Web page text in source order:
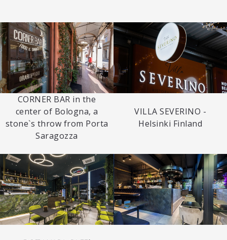
CORNER BAR in the
center of Bologna, a
stone`s throw from Porta
Saragozza
VILLA SEVERINO -
Helsinki Finland